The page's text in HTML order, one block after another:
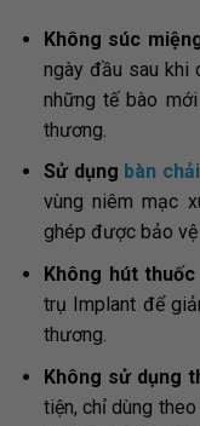
Không súc
ngày đầu sau khi
những tế bào
thương.
Sử dụng bàn
vùng niêm mạc
ghép được bảo
Không hút thuốc
trụ Implant để
thương.
Không sử dụng
tiện, chỉ dùng